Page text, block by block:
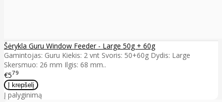
Šėrykla Guru Window Feeder - Large 50g + 60g
Gamintojas: Guru Kiekis: 2 vnt Svoris: 50+60g Dydis: Large
Skersmuo: 26 mm Ilgis: 68 mm..
€579
Į palyginimą